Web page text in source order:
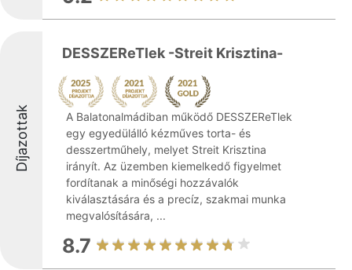
Díjazottak
DESSZEReTlek -Streit Krisztina-
A Balatonalmádiban működő DESSZEReTlek
egy egyedülálló kézműves torta- és
desszertműhely, melyet Streit Krisztina
irányít. Az üzemben kiemelkedő figyelmet
fordítanak a minőségi hozzávalók
kiválasztására és a precíz, szakmai munka
megvalósítására, ...
8.7